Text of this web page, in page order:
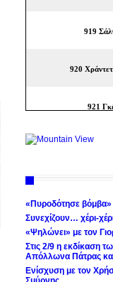
«Πυροδότησε βόμβα»
Συνεχίζουν… χέρι-
«Ψηλώνει» με τον
Στις 2/9 η εκδίκαση
Απόλλωνα Πάτρας
Ενίσχυση με τον